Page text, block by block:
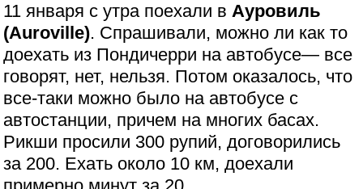
11 января с утра поехали в Ауровиль
(Auroville). Спрашивали, можно ли как то
доехать из Пондичерри на автобусе— все
говорят, нет, нельзя. Потом оказалось, что
все-таки можно было на автобусе с
автостанции, причем на многих басах.
Рикши просили 300 рупий, договорились
за 200. Ехать около 10 км, доехали